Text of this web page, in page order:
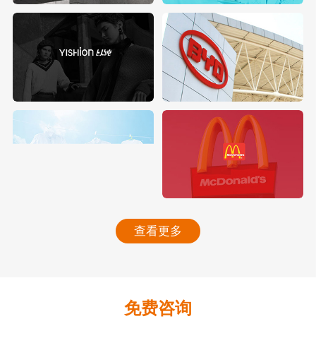
查看更多
免费咨询